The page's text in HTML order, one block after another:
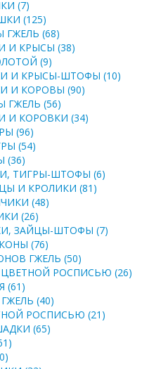
(7)
(125)
(68)
И КРЫСЫ (38)
(9)
И КРЫСЫ-ШТОФЫ (10)
И КОРОВЫ (90)
(56)
И КОРОВКИ (34)
(96)
(54)
(36)
ТИГРЫ-ШТОФЫ (6)
И КРОЛИКИ (81)
(48)
(26)
ЗАЙЦЫ-ШТОФЫ (7)
(76)
ГЖЕЛЬ (50)
РОСПИСЬЮ (26)
(61)
(40)
РОСПИСЬЮ (21)
(65)